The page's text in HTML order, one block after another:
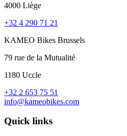
4000 Liège
+32 4 290 71 21
KAMEO Bikes Brussels
79 rue de la Mutualité
1180 Uccle
+32 2 653 75 51
info@kameobikes.com
Quick links